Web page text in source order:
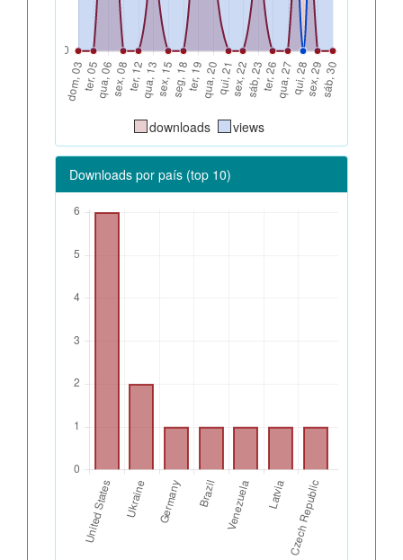
downloads views
Downloads por país (top 10)